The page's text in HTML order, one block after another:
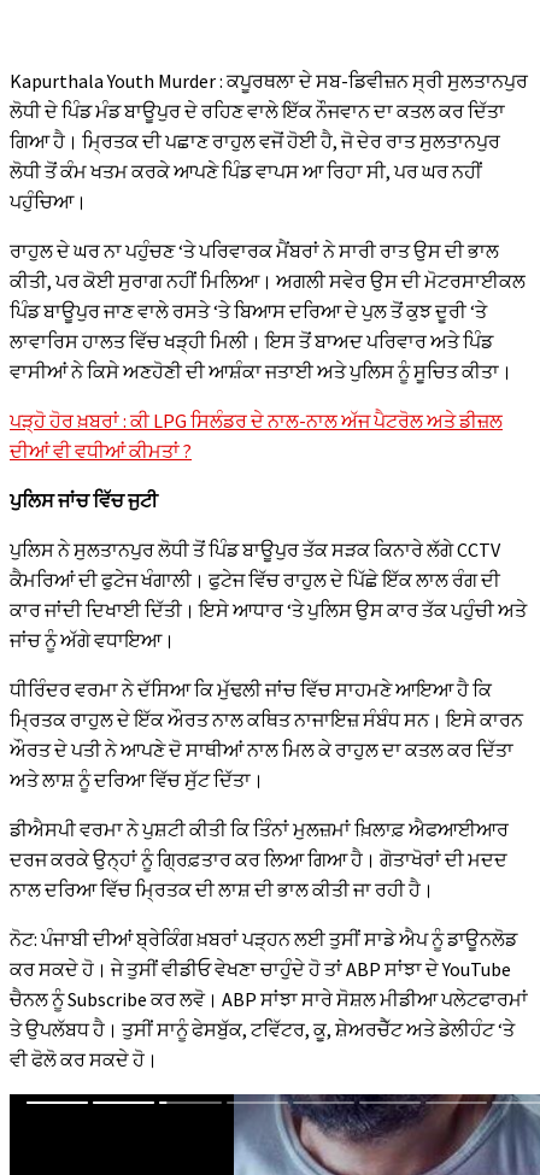
Kapurthala Youth Murder : ਕਪੂਰਥਲਾ ਦੇ ਸਬ-ਡਿਵੀਜ਼ਨ ਸ੍ਰੀ ਸੁਲਤਾਨਪੁਰ
ਲੋਧੀ ਦੇ ਪਿੰਡ ਮੰਡ ਬਾਊਪੁਰ ਦੇ ਰਹਿਣ ਵਾਲੇ ਇੱਕ ਨੌਜਵਾਨ ਦਾ ਕਤਲ ਕਰ ਦਿੱਤਾ
ਗਿਆ ਹੈ। ਮ੍ਰਿਤਕ ਦੀ ਪਛਾਣ ਰਾਹੁਲ ਵਜੋਂ ਹੋਈ ਹੈ, ਜੋ ਦੇਰ ਰਾਤ ਸੁਲਤਾਨਪੁਰ
ਲੋਧੀ ਤੋਂ ਕੰਮ ਖਤਮ ਕਰਕੇ ਆਪਣੇ ਪਿੰਡ ਵਾਪਸ ਆ ਰਿਹਾ ਸੀ, ਪਰ ਘਰ ਨਹੀਂ
ਪਹੁੰਚਿਆ।
ਰਾਹੁਲ ਦੇ ਘਰ ਨਾ ਪਹੁੰਚਣ ‘ਤੇ ਪਰਿਵਾਰਕ ਮੈਂਬਰਾਂ ਨੇ ਸਾਰੀ ਰਾਤ ਉਸ ਦੀ ਭਾਲ
ਕੀਤੀ, ਪਰ ਕੋਈ ਸੁਰਾਗ ਨਹੀਂ ਮਿਲਿਆ। ਅਗਲੀ ਸਵੇਰ ਉਸ ਦੀ ਮੋਟਰਸਾਈਕਲ
ਪਿੰਡ ਬਾਊਪੁਰ ਜਾਣ ਵਾਲੇ ਰਸਤੇ ‘ਤੇ ਬਿਆਸ ਦਰਿਆ ਦੇ ਪੁਲ ਤੋਂ ਕੁਝ ਦੂਰੀ ‘ਤੇ
ਲਾਵਾਰਿਸ ਹਾਲਤ ਵਿੱਚ ਖੜ੍ਹੀ ਮਿਲੀ। ਇਸ ਤੋਂ ਬਾਅਦ ਪਰਿਵਾਰ ਅਤੇ ਪਿੰਡ
ਵਾਸੀਆਂ ਨੇ ਕਿਸੇ ਅਣਹੋਣੀ ਦੀ ਆਸ਼ੰਕਾ ਜਤਾਈ ਅਤੇ ਪੁਲਿਸ ਨੂੰ ਸੂਚਿਤ ਕੀਤਾ।
ਪੜ੍ਹੋ ਹੋਰ ਖ਼ਬਰਾਂ : ਕੀ LPG ਸਿਲੰਡਰ ਦੇ ਨਾਲ-ਨਾਲ ਅੱਜ ਪੈਟਰੋਲ ਅਤੇ ਡੀਜ਼ਲ
ਦੀਆਂ ਵੀ ਵਧੀਆਂ ਕੀਮਤਾਂ ?
ਪੁਲਿਸ ਜਾਂਚ ਵਿੱਚ ਜੁਟੀ
ਪੁਲਿਸ ਨੇ ਸੁਲਤਾਨਪੁਰ ਲੋਧੀ ਤੋਂ ਪਿੰਡ ਬਾਊਪੁਰ ਤੱਕ ਸੜਕ ਕਿਨਾਰੇ ਲੱਗੇ CCTV
ਕੈਮਰਿਆਂ ਦੀ ਫੁਟੇਜ ਖੰਗਾਲੀ। ਫੁਟੇਜ ਵਿੱਚ ਰਾਹੁਲ ਦੇ ਪਿੱਛੇ ਇੱਕ ਲਾਲ ਰੰਗ ਦੀ
ਕਾਰ ਜਾਂਦੀ ਦਿਖਾਈ ਦਿੱਤੀ। ਇਸੇ ਆਧਾਰ ‘ਤੇ ਪੁਲਿਸ ਉਸ ਕਾਰ ਤੱਕ ਪਹੁੰਚੀ ਅਤੇ
ਜਾਂਚ ਨੂੰ ਅੱਗੇ ਵਧਾਇਆ।
ਧੀਰਿੰਦਰ ਵਰਮਾ ਨੇ ਦੱਸਿਆ ਕਿ ਮੁੱਢਲੀ ਜਾਂਚ ਵਿੱਚ ਸਾਹਮਣੇ ਆਇਆ ਹੈ ਕਿ
ਮ੍ਰਿਤਕ ਰਾਹੁਲ ਦੇ ਇੱਕ ਔਰਤ ਨਾਲ ਕਥਿਤ ਨਾਜਾਇਜ਼ ਸੰਬੰਧ ਸਨ। ਇਸੇ ਕਾਰਨ
ਔਰਤ ਦੇ ਪਤੀ ਨੇ ਆਪਣੇ ਦੋ ਸਾਥੀਆਂ ਨਾਲ ਮਿਲ ਕੇ ਰਾਹੁਲ ਦਾ ਕਤਲ ਕਰ ਦਿੱਤਾ
ਅਤੇ ਲਾਸ਼ ਨੂੰ ਦਰਿਆ ਵਿੱਚ ਸੁੱਟ ਦਿੱਤਾ।
ਡੀਐਸਪੀ ਵਰਮਾ ਨੇ ਪੁਸ਼ਟੀ ਕੀਤੀ ਕਿ ਤਿੰਨਾਂ ਮੁਲਜ਼ਮਾਂ ਖ਼ਿਲਾਫ਼ ਐਫਆਈਆਰ
ਦਰਜ ਕਰਕੇ ਉਨ੍ਹਾਂ ਨੂੰ ਗ੍ਰਿਫ਼ਤਾਰ ਕਰ ਲਿਆ ਗਿਆ ਹੈ। ਗੋਤਾਖੋਰਾਂ ਦੀ ਮਦਦ
ਨਾਲ ਦਰਿਆ ਵਿੱਚ ਮ੍ਰਿਤਕ ਦੀ ਲਾਸ਼ ਦੀ ਭਾਲ ਕੀਤੀ ਜਾ ਰਹੀ ਹੈ।
ਨੋਟ: ਪੰਜਾਬੀ ਦੀਆਂ ਬ੍ਰੇਕਿੰਗ ਖ਼ਬਰਾਂ ਪੜ੍ਹਨ ਲਈ ਤੁਸੀਂ ਸਾਡੇ ਐਪ ਨੂੰ ਡਾਊਨਲੋਡ
ਕਰ ਸਕਦੇ ਹੋ। ਜੇ ਤੁਸੀਂ ਵੀਡੀਓ ਵੇਖਣਾ ਚਾਹੁੰਦੇ ਹੋ ਤਾਂ ABP ਸਾਂਝਾ ਦੇ YouTube
ਚੈਨਲ ਨੂੰ Subscribe ਕਰ ਲਵੋ। ABP ਸਾਂਝਾ ਸਾਰੇ ਸੋਸ਼ਲ ਮੀਡੀਆ ਪਲੇਟਫਾਰਮਾਂ
ਤੇ ਉਪਲੱਬਧ ਹੈ। ਤੁਸੀਂ ਸਾਨੂੰ ਫੇਸਬੁੱਕ, ਟਵਿੱਟਰ, ਕੂ, ਸ਼ੇਅਰਚੈੱਟ ਅਤੇ ਡੇਲੀਹੰਟ ‘ਤੇ
ਵੀ ਫੋਲੋ ਕਰ ਸਕਦੇ ਹੋ।